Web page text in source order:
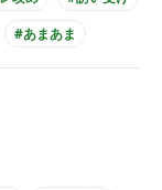
#あまあま
#高校生受け